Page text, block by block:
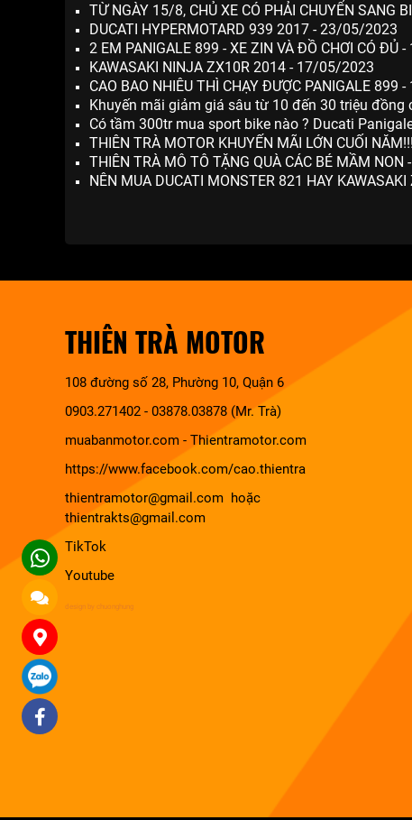
TỪ NGÀY 15/8, CHỦ XE CÓ PHẢI CHUYỂN SANG
DUCATI HYPERMOTARD 939 2017 - 23/05/2023
2 EM PANIGALE 899 - XE ZIN VÀ ĐỒ CHƠI CÓ ĐỦ
KAWASAKI NINJA ZX10R 2014 - 17/05/2023
CAO BAO NHIÊU THÌ CHẠY ĐƯỢC PANIGALE 899
Khuyến mãi giảm giá sâu từ 10 đến 30 triệu
Có tầm 300tr mua sport bike nào ? Ducati
THIÊN TRÀ MOTOR KHUYẾN MÃI LỚN CUỐI
THIÊN TRÀ MÔ TÔ TẶNG QUÀ CÁC BÉ MẦM
NÊN MUA DUCATI MONSTER 821 HAY
THIÊN TRÀ MOTOR
108 đường số 28, Phường 10, Quận 6
0903.271402 - 03878.03878 (Mr. Trà)
muabanmotor.com - Thientramotor.com
https://www.facebook.com/cao.thientra
thientramotor@gmail.com hoặc
thientrakts@gmail.com
TikTok
Youtube
design by chuonghung